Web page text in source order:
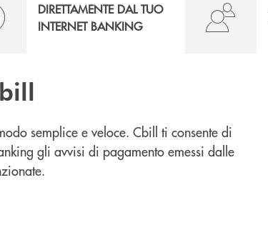
DIRETTAMENTE DAL TUO
INTERNET BANKING
semplice e veloce. Cbill ti consente di
gli avvisi di pagamento emessi dalle